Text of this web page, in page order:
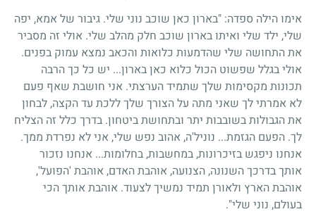
אימו הילה ספדה: "בארון כאן שוכב נוני שלי. גיבור של אמא, יפה
שלי, ילד שלי ואיתו בארון שוכב חלק מהלב שלי. אולי זה מסביר
את התחושה שלי שהדמעות כלואות והכאב נמצא עמוק בפנים.
אולי בגלל שפשוט הכול כלוא כאן בארון... יש כל כך הרבה
תכונות מקסימות שלך שתמיד הערצתי. אני חושבת שאף פעם
לא אמרתי לך שאני מתה על הצורך שלך ללכת עד הקצה, לבחון
את הגבולות בשובבות יתר ובתחושת ביטחון. בדרך כלל זה הצליח
לך. הפעם הגזמת... נוניל'ה, אהוב נפש שלי, אני לא נפרדת ממך.
אנחנו ניפגש בזיכרונות, במחשבות, בחלומות... אנחנו נזכור
אותך בדרכך השנונה, הצנועה, אוהבת האדם, אוהבת 'הפועל',
אוהבת הארץ ולאורן תמיד נמשיך לצעוד. אוהבת אותך הכי
בעולם, נוני שלי".